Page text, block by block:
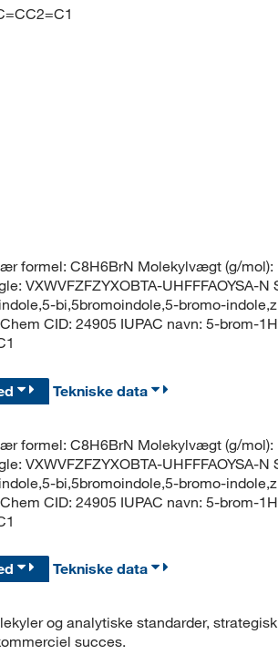
formel: C8H6BrN Molekylvægt (g/mol):
VXWVFZFZYXOBTA-UHFFFAOYSA-
bi,5bromoindole,5-bromo-
CID: 24905 IUPAC navn: 5-brom-
Tekniske data
formel: C8H6BrN Molekylvægt (g/mol):
VXWVFZFZYXOBTA-UHFFFAOYSA-
bi,5bromoindole,5-bromo-
CID: 24905 IUPAC navn: 5-brom-
Tekniske data
og analytiske standarder,
succes.